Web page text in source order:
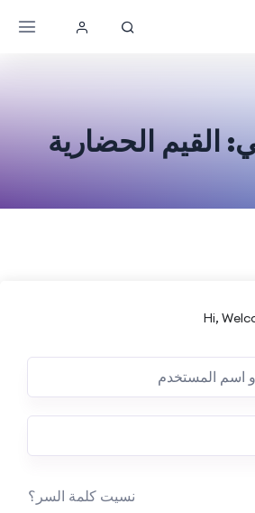
القيم الحضارية
Hi,
نسيت كلمة السر؟